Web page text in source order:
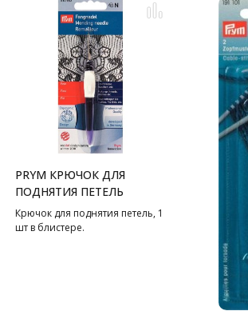
PRYM КРЮЧОК ДЛЯ
ПОДНЯТИЯ ПЕТЕЛЬ
Крючок для поднятия петель, 1
шт в блистере.